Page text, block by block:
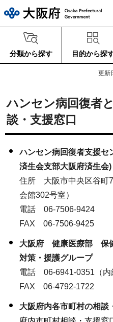
分類から探す 目的から探
更新
ハンセン病回復者
談・支援窓口
ハンセン病回復者支援セ
済生会支部大阪府済生会)
住所 大阪市中央区谷町
会館302号室）
電話 06-7506-9424
FAX 06-7506-9425
大阪府 健康医療部 保
対策・援護グループ
電話 06-6941-0351（内
FAX 06-4792-1722
大阪府内各市町村の相談